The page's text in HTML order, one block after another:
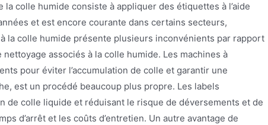
la colle humide consiste à appliquer des étiquettes à l’aide
et est encore courante dans certains secteurs,
la colle humide présente plusieurs inconvénients par rapport
associés à la colle humide. Les machines à
pour éviter l’accumulation de colle et garantir une
est un procédé beaucoup plus propre. Les labels
de colle liquide et réduisant le risque de déversements et de
d’arrêt et les coûts d’entretien. Un autre avantage de